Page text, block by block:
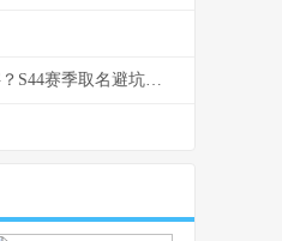
王者荣耀战队名字能取几个字？S44赛季取名避坑与好名生成指南